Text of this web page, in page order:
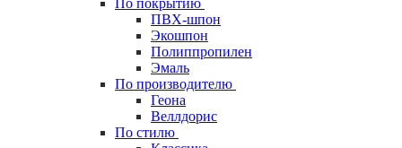
По покрытию
ПВХ-шпон
Экошпон
Полиппропилен
Эмаль
По производителю
Геона
Веллдорис
По стилю